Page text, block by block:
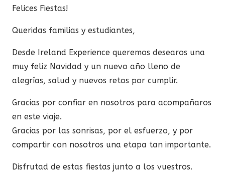
Felices Fiestas!
Queridas familias y estudiantes,
Desde Ireland Experience queremos desearos una
muy feliz Navidad y un nuevo año lleno de
alegrías, salud y nuevos retos por cumplir.
Gracias por confiar en nosotros para acompañaros
en este viaje.
Gracias por las sonrisas, por el esfuerzo, y por
compartir con nosotros una etapa tan importante.
Disfrutad de estas fiestas junto a los vuestros.